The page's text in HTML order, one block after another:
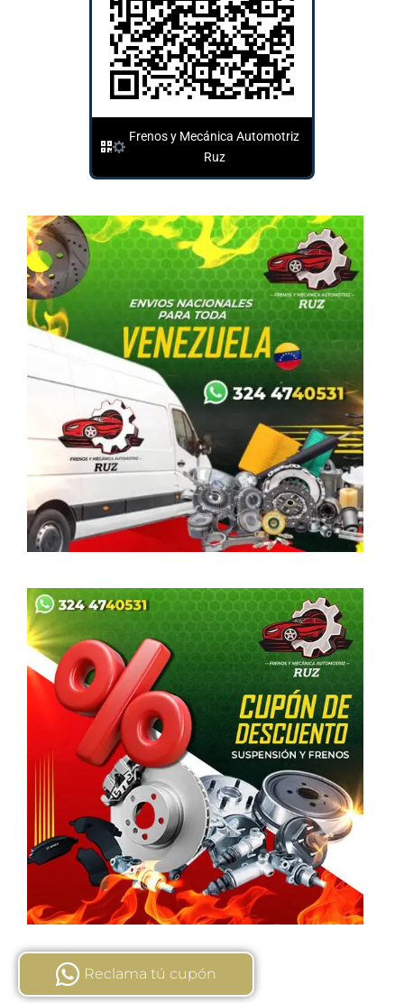
Frenos y Mecánica Automotriz
Ruz
Reclama tú cupón